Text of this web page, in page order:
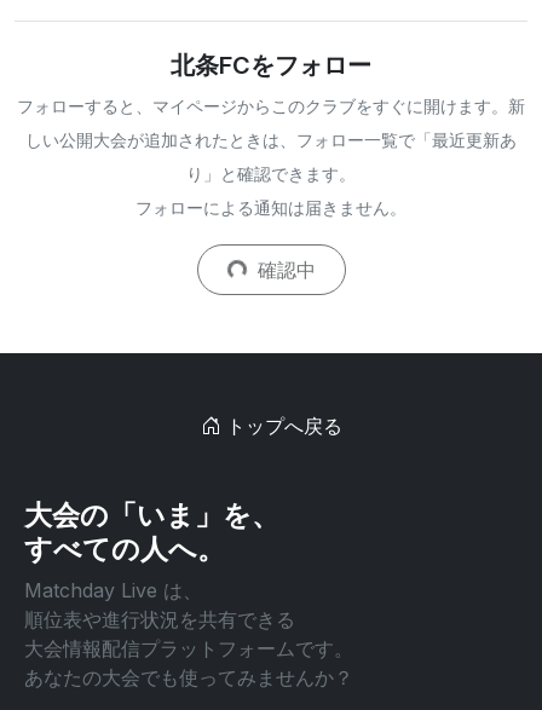
北条FCをフォロー
フォローすると、マイページからこのクラブをすぐに開けます。新
しい公開大会が追加されたときは、フォロー一覧で「最近更新あ
り」と確認できます。
フォローによる通知は届きません。
確認中
トップへ戻る
大会の「いま」を、
すべての人へ。
Matchday Live は、
順位表や進行状況を共有できる
大会情報配信プラットフォームです。
あなたの大会でも使ってみませんか？